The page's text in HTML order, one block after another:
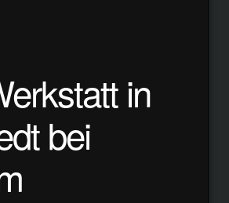
in
bei